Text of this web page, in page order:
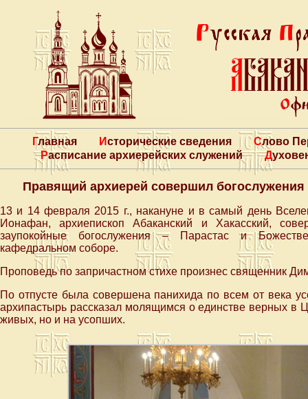
Главная Исторические сведения
Слово
Расписание архиерейских служений
Правящий архиерей совершил
13 и 14 февраля 2015 г., накануне и в самый день
Ионафан, архиепископ Абаканский и Хакасский,
заупокойные богослужения – Парастас и
кафедральном соборе.
Проповедь по запричастном стихе произнес священник
По отпусте была совершена панихида по всем от века
архипастырь рассказал молящимся о единстве верных в
живых, но и на усопших.